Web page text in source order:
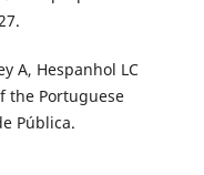
A, Hespanhol LC
the Portuguese
Pública.